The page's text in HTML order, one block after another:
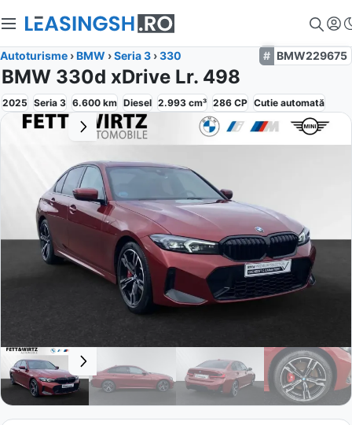
Autoturisme ›BMW ›Seria 3 ›330 BMW229675
BMW 330d xDrive Lr. 498
2025 Seria 3 6.600 km Diesel 2.993 cm³ 286 CP Cutie automată